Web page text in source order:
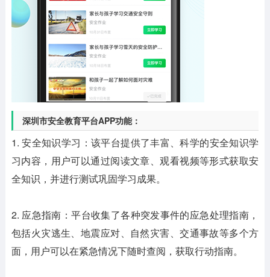
深圳市安全教育平台APP功能：
1. 安全知识学习：该平台提供了丰富、科学的安全知识学
习内容，用户可以通过阅读文章、观看视频等形式获取安
全知识，并进行测试巩固学习成果。
2. 应急指南：平台收集了各种突发事件的应急处理指南，
包括火灾逃生、地震应对、自然灾害、交通事故等多个方
面，用户可以在紧急情况下随时查阅，获取行动指南。